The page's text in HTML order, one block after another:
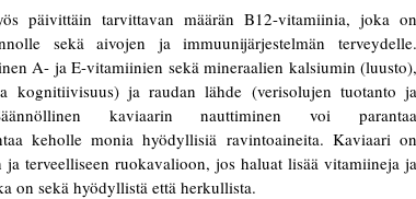
päivittäin tarvittavan määrän B12-vitamiinia, joka on
sekä aivojen ja immuunijärjestelmän terveydelle.
A- ja E-vitamiinien sekä mineraalien kalsiumin (luusto),
kognitiivisuus) ja raudan lähde (verisolujen tuotanto ja
kaviaarin nauttiminen voi parantaa
keholle monia hyödyllisiä ravintoaineita. Kaviaari on
ja terveelliseen ruokavalioon, jos haluat lisää vitamiineja ja
on sekä hyödyllistä että herkullista.